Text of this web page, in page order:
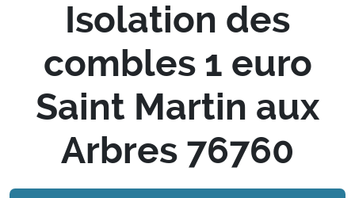
Isolation des
combles 1 euro
Saint Martin aux
Arbres 76760